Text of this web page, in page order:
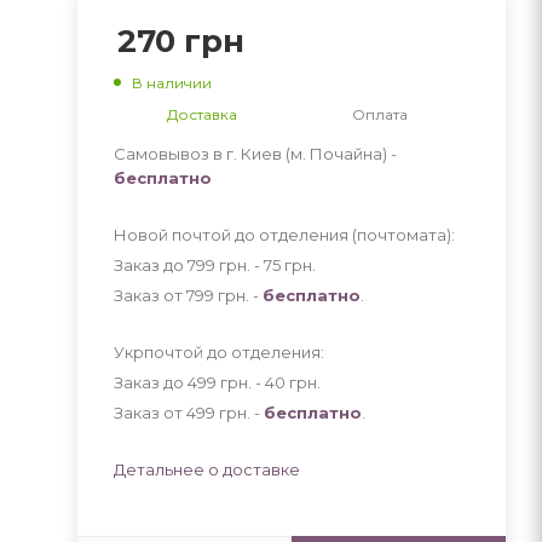
270 грн
В наличии
Доставка
Оплата
Самовывоз в г. Киев (м. Почайна) -
бесплатно
Новой почтой до отделения (почтомата):
Заказ до 799 грн. - 75 грн
Заказ от 799 грн. - бесплатно
Укрпочтой до отделения:
Заказ до 499 грн. - 40 грн
Заказ от 499 грн. - бесплатно
Детальнее о доставке